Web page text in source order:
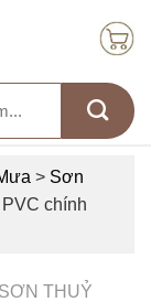
> Sơn
chính
SƠN THUỶ